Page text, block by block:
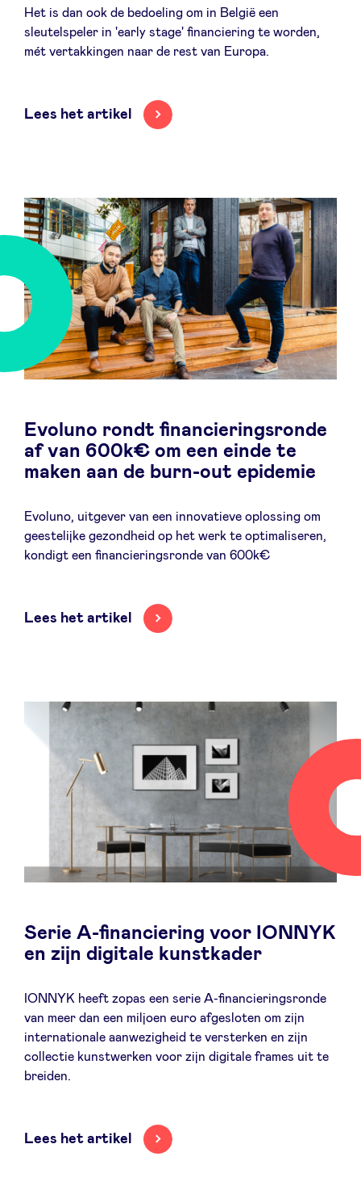
Het is dan ook de bedoeling om in België een
sleutelspeler in 'early stage' financiering te worden,
mét vertakkingen naar de rest van Europa.
Lees het artikel
Evoluno rondt financieringsronde
af van 600k€ om een einde te
maken aan de burn-out epidemie
Evoluno, uitgever van een innovatieve oplossing om
geestelijke gezondheid op het werk te optimaliseren,
kondigt een financieringsronde van 600k€
Lees het artikel
Serie A-financiering voor IONNYK
en zijn digitale kunstkader
IONNYK heeft zopas een serie A-financieringsronde
van meer dan een miljoen euro afgesloten om zijn
internationale aanwezigheid te versterken en zijn
collectie kunstwerken voor zijn digitale frames uit te
breiden.
Lees het artikel